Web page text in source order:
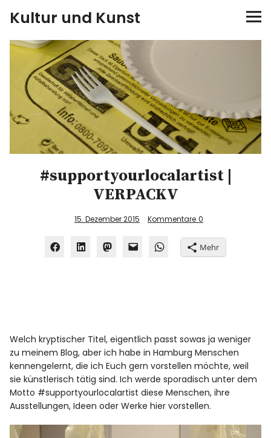
Kultur und Kunst
kultur & kunst
Ausstellungen
Spiele
Konzerte
Museen bei…
Bloggerreisen
Über mich
#supportyourlocalartist |
VERPACKV
15. Dezember 2015 Kommentare 0
Mehr
Welch kryptischer Titel, eigentlich passt sowas ja weniger
zu meinem Blog, aber ich habe in Hamburg Menschen
kennengelernt, die ich Euch gern vorstellen möchte, weil
sie künstlerisch tätig sind. Ich werde sporadisch unter dem
Motto #supportyourlocalartist diese Menschen, ihre
Ausstellungen, Ideen oder Werke hier vorstellen.